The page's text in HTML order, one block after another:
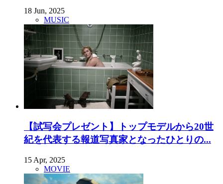
18 Jun, 2025
MUSIC
【試写会プレゼント】トップモデルから20世
紀を代表する報道写真家となったひとりの...
15 Apr, 2025
MOVIE